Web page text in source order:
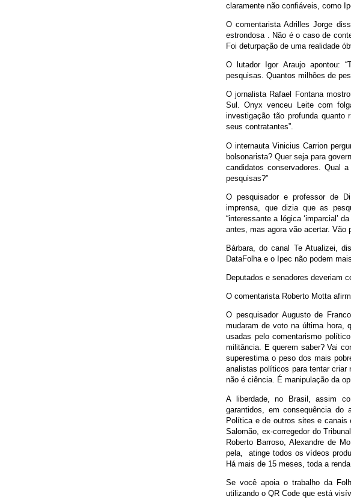
claramente não confiáveis, como
O comentarista Adrilles Jorge
estrondosa . Não é o caso de
Foi deturpação de uma realidade
O lutador Igor Araujo apontou:
pesquisas. Quantos milhões de
O jornalista Rafael Fontana
Sul. Onyx venceu Leite com
investigação tão profunda quanto
seus contratantes”.
O internauta Vinicius Carrion
bolsonarista? Quer seja para
candidatos conservadores. Qual
pesquisas?”
O pesquisador e professor de
imprensa, que dizia que as
“interessante a lógica ‘imparcial’
antes, mas agora vão acertar. Vão
Bárbara, do canal Te Atualizei,
DataFolha e o Ipec não podem
Deputados e senadores deveriam
O comentarista Roberto Motta
O pesquisador Augusto de
mudaram de voto na última hora,
usadas pelo comentarismo
militância. E querem saber? Vai
superestima o peso dos mais
analistas políticos para tentar criar
não é ciência. É manipulação da
A liberdade, no Brasil, assim
garantidos, em consequência do
Política e de outros sites e canais
Salomão, ex-corregedor do
Roberto Barroso, Alexandre de
pela, atinge todos os vídeos
Há mais de 15 meses, toda a
Se você apoia o trabalho da
utilizando o QR Code que está